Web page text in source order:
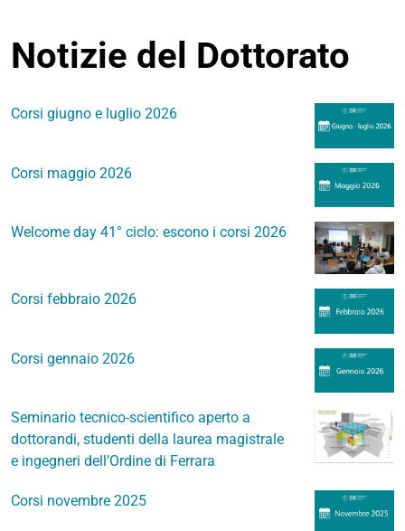
Notizie del Dottorato
Corsi giugno e luglio 2026
Corsi maggio 2026
Welcome day 41° ciclo: escono i corsi 2026
Corsi febbraio 2026
Corsi gennaio 2026
Seminario tecnico-scientifico aperto a
dottorandi, studenti della laurea magistrale
e ingegneri dell’Ordine di Ferrara
Corsi novembre 2025